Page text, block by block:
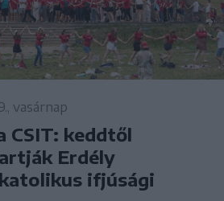
vasárnap
CSIT: keddtől
Erdély
ifjúsági